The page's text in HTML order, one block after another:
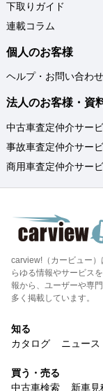
下取りガイド
連載コラム
個人のお客様
ヘルプ・お問い合わせ
法人のお客様・資
中古車査定仲介サー
事故車査定仲介サー
商用車査定仲介サー
carview!（カービュー
らゆる情報やサービス
報から、ユーザーや専
多く掲載しています。
知る
カタログ
ニュース
買う・売る
中古車検索
新車見